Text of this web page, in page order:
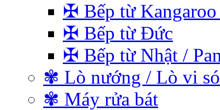
✠ Bếp từ Kangaroo
✠ Bếp từ Đức
✠ Bếp từ Nhật /
✾ Lò nướng / Lò vi
✾ Máy rửa bát